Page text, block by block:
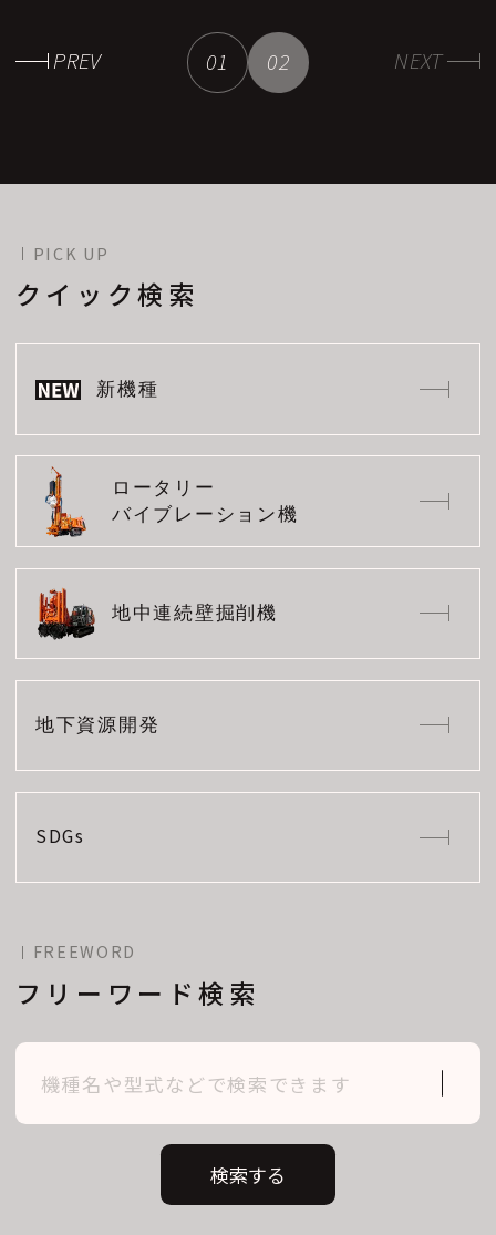
PREV 01 02 NEXT
PICK UP
クイック検索
新機種
ロータリー
バイブレーション機
地中連続壁掘削機
地下資源開発
SDGs
FREEWORD
フリーワード検索
検索する